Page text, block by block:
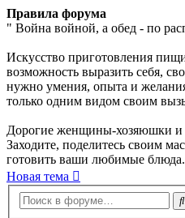
Правила форума
" Война войной, а обед - по
Искусство приготовления
возможность выразить себя,
нужно умения, опыта и
только одним видом своим
Дорогие женщины-хозяюшки
Заходите, поделитесь своим
готовить ваши любимые блюда.
Новая тема